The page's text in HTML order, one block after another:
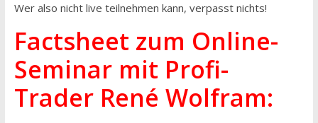
Wer also nicht live teilnehmen kann, verpasst nichts!
Factsheet zum Online-
Seminar mit Profi-
Trader René Wolfram: